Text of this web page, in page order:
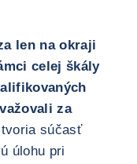
len na okraji
celej škály
za
súčasť
úlohu pri